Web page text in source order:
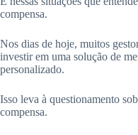
compensa.
Nos dias de hoje, muitos
investir em uma solução de
personalizado.
Isso leva à questionamento
compensa.